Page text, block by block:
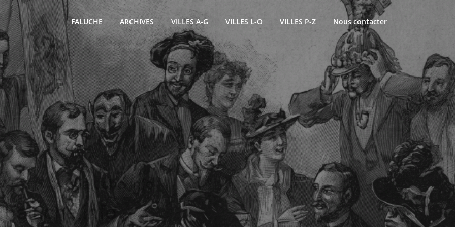
FALUCHE ARCHIVES VILLES A-G VILLES L-O VILLES P-Z Nous contacter